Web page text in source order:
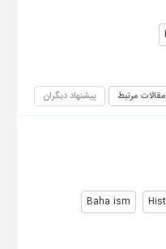
مقالات مرتبط پیشنهاد دیگران
Baha ism